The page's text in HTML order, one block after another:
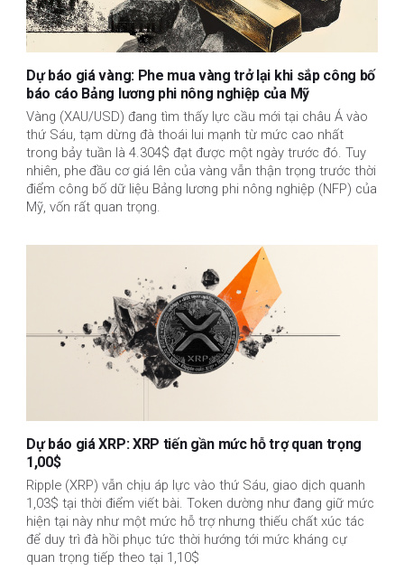
Dự báo giá vàng: Phe mua vàng trở lại khi sắp công bố
báo cáo Bảng lương phi nông nghiệp của Mỹ
Vàng (XAU/USD) đang tìm thấy lực cầu mới tại châu Á vào
thứ Sáu, tạm dừng đà thoái lui mạnh từ mức cao nhất
trong bảy tuần là 4.304$ đạt được một ngày trước đó. Tuy
nhiên, phe đầu cơ giá lên của vàng vẫn thận trọng trước thời
điểm công bố dữ liệu Bảng lương phi nông nghiệp (NFP) của
Mỹ, vốn rất quan trọng.
Dự báo giá XRP: XRP tiến gần mức hỗ trợ quan trọng
1,00$
Ripple (XRP) vẫn chịu áp lực vào thứ Sáu, giao dịch quanh
1,03$ tại thời điểm viết bài. Token dường như đang giữ mức
hiện tại này như một mức hỗ trợ nhưng thiếu chất xúc tác
để duy trì đà hồi phục tức thời hướng tới mức kháng cự
quan trọng tiếp theo tại 1,10$